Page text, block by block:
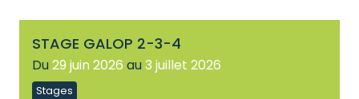
STAGE GALOP 2-3-4
Du 29 juin 2026 au 3 juillet 2026
Stages